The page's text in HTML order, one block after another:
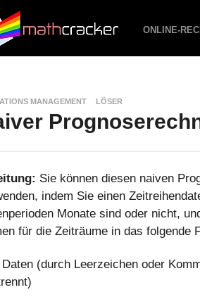
ONLINE-
MANAGEMENT LÖSER
Sie können diesen naiven
indem Sie einen
Monate sind oder nicht,
für die Zeiträume in das folgende
Daten (durch Leerzeichen oder